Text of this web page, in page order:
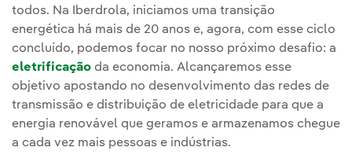
todos. Na Iberdrola, iniciamos uma transição
energética há mais de 20 anos e, agora, com esse ciclo
concluído, podemos focar no nosso próximo desafio: a
eletrificação da economia. Alcançaremos esse
objetivo apostando no desenvolvimento das redes de
transmissão e distribuição de eletricidade para que a
energia renovável que geramos e armazenamos chegue
a cada vez mais pessoas e indústrias.